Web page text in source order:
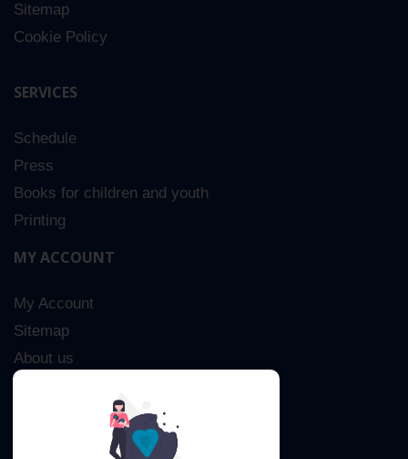
Sitemap
Cookie Policy
SERVICES
Schedule
Press
Books for children and youth
Printing
MY ACCOUNT
My Account
Sitemap
About us